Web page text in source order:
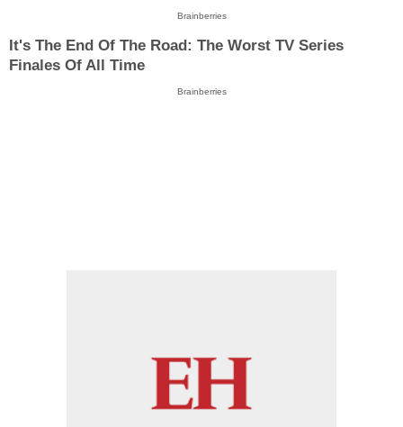
Brainberries
It's The End Of The Road: The Worst TV Series
Finales Of All Time
Brainberries